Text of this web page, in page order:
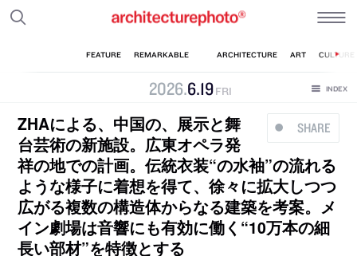
2026.6.19 FRI
SHARE
ZHAによる、中国の、展示と舞
台芸術の新施設。広東オペラ発
祥の地での計画。伝統衣装“の水袖”の流れる
ような様子に着想を得て、徐々に拡大しつつ
広がる複数の構造体からなる建築を考案。メ
イン劇場は音響にも有効に働く“10万本の細
長い部材”を特徴とする